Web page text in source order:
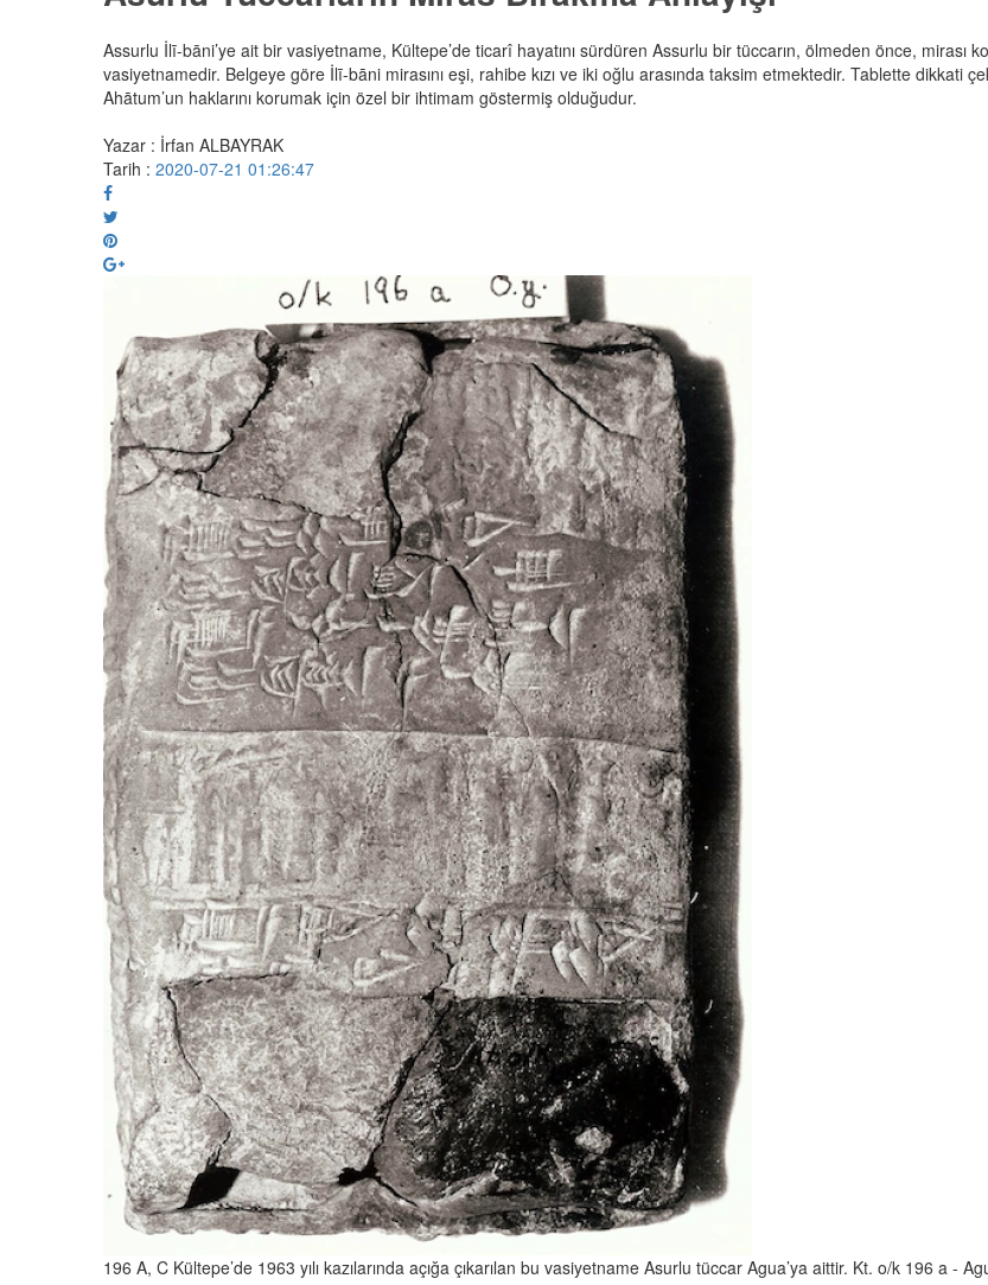
Assurlu İlī-bāni’ye ait bir vasiyetname, Kültepe’de ticarî hayatını sürdüren Assurlu bir tüccarın, ölmeden önce, mirası
vasiyetnamedir. Belgeye göre İlī-bāni mirasını eşi, rahibe kızı ve iki oğlu arasında taksim etmektedir. Tablette dikkati
Ahātum’un haklarını korumak için özel bir ihtimam göstermiş olduğudur.
Yazar : İrfan ALBAYRAK
Tarih : 2020-07-21 01:26:47
196 A, C Kültepe’de 1963 yılı kazılarında açığa çıkarılan bu vasiyetname Asurlu tüccar Agua’ya aittir. Kt. o/k 196 a -